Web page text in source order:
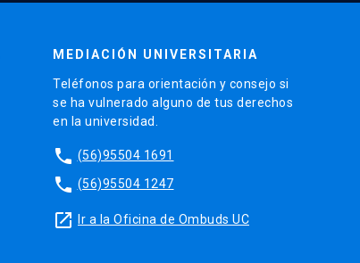
MEDIACIÓN UNIVERSITARIA
Teléfonos para orientación y consejo si
se ha vulnerado alguno de tus derechos
en la universidad.
phone (56)95504 1691
phone (56)95504 1247
launch Ir a la Oficina de Ombuds UC